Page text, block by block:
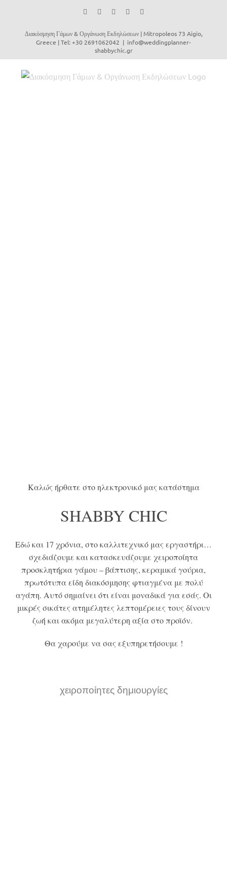
FacebookInstagramYouTube
Vimeo
Διακόσμηση Γάμων & Οργάνωση Εκδηλώσεων | Mitropoleos 73 Aigio,
Greece | Tel: +30 2691062042 | info@weddingplanner-
shabbychic.gr
Καλώς ήρθατε στο ηλεκτρονικό μας κατάστημα
SHABBY CHIC
Εδώ και 17 χρόνια, στο καλλιτεχνικό μας εργαστήρι…
σχεδιάζουμε και κατασκευάζουμε χειροποίητα
προσκλητήρια γάμου – βάπτισης, κεραμικά γούρια,
πρωτότυπα είδη διακόσμησης φτιαγμένα με πολύ
αγάπη. Αυτό σημαίνει ότι είναι μοναδικά για εσάς. Οι
μικρές σικάτες ατημέλητες λεπτομέρειες τους δίνουν
ζωή και ακόμα μεγαλύτερη αξία στο προϊόν.
Θα χαρούμε να σας εξυπηρετήσουμε !
χειροποίητες δημιουργίες